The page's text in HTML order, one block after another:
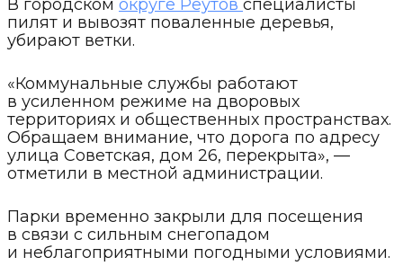
В городском округе Реутов специалисты
пилят и вывозят поваленные деревья,
убирают ветки.
«Коммунальные службы работают
в усиленном режиме на дворовых
территориях и общественных пространствах.
Обращаем внимание, что дорога по адресу
улица Советская, дом 26, перекрыта», —
отметили в местной администрации.
Парки временно закрыли для посещения
в связи с сильным снегопадом
и неблагоприятными погодными условиями.